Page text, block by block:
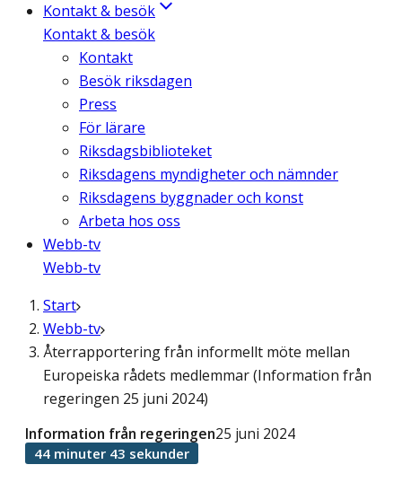
Kontakt & besök
Kontakt & besök
Kontakt
Besök riksdagen
Press
För lärare
Riksdagsbiblioteket
Riksdagens myndigheter och nämnder
Riksdagens byggnader och konst
Arbeta hos oss
Webb-tv
Webb-tv
Start
Webb-tv
Återrapportering från informellt möte mellan
Europeiska rådets medlemmar (Information från
regeringen 25 juni 2024)
Information från regeringen25 juni 2024
44 minuter 43 sekunder